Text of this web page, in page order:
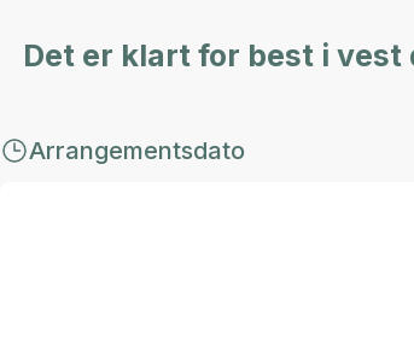
Det er klart for best i vest
Arrangementsdato